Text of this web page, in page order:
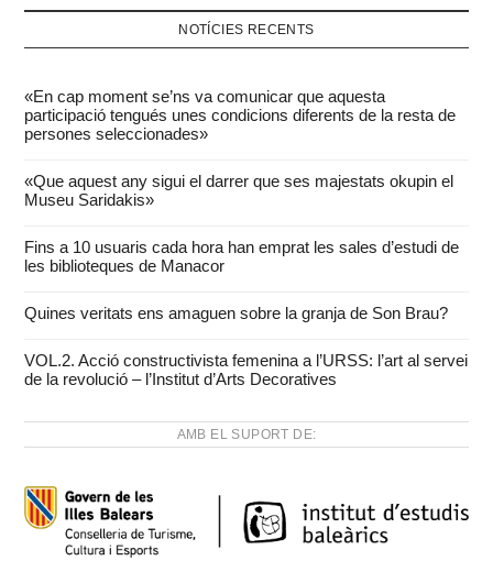
NOTÍCIES RECENTS
«En cap moment se’ns va comunicar que aquesta
participació tengués unes condicions diferents de la resta de
persones seleccionades»
«Que aquest any sigui el darrer que ses majestats okupin el
Museu Saridakis»
Fins a 10 usuaris cada hora han emprat les sales d’estudi de
les biblioteques de Manacor
Quines veritats ens amaguen sobre la granja de Son Brau?
VOL.2. Acció constructivista femenina a l’URSS: l’art al servei
de la revolució – l’Institut d’Arts Decoratives
AMB EL SUPORT DE: